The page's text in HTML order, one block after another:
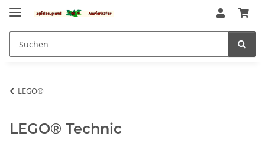
LEGO®
LEGO® Technic